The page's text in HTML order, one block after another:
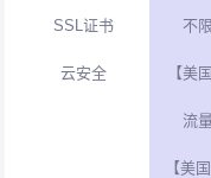
SSL证书
云安全
不
【美
流
【美